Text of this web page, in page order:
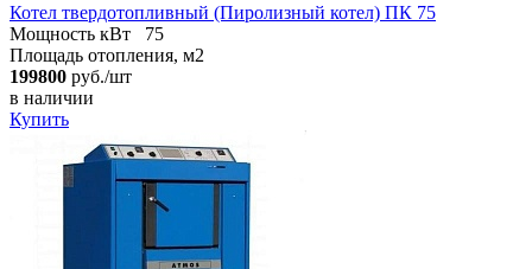
Котел твердотопливный (Пиролизный котел) ПК 75
Мощность кВт
75
Площадь отопления, м2
199800 руб./шт
в наличии
Купить